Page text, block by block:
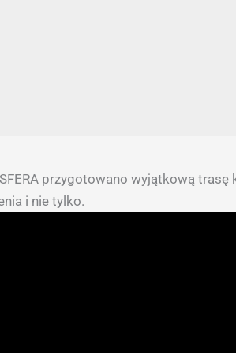
przygotowano wyjątkową trasę
i nie tylko.